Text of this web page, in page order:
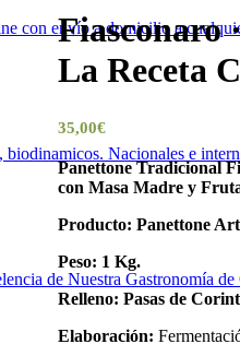
con envío a domicilio a
Nacionales e
de Nuestra Gastronomía
Fiasconaro
La Receta
35,00€
Panettone Tradicional
con Masa Madre y
Producto: Panettone
Peso: 1 Kg.
Relleno: Pasas de
Elaboración: